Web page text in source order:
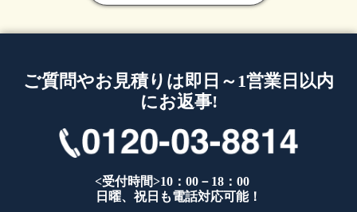
ご質問やお見積りは即日～1営業日以内
にお返事!
<受付時間>10：00－18：00
日曜、祝日も電話対応可能！